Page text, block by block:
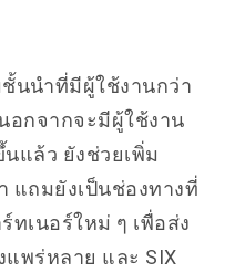
นนำที่มีผู้ใช้งานกว่า
อกจากจะมีผู้ใช้งาน
แล้ว ยังช่วยเพิ่ม
แถมยังเป็นช่องทางที่
ทเนอร์ใหม่ ๆ เพื่อส่ง
แพร่หลาย และ SIX